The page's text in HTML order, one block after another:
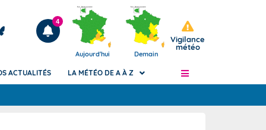
Articles
4
Aujourd'hui Demain
Vigilance
météo
ACTUALITÉS LA MÉTÉO DE A À Z